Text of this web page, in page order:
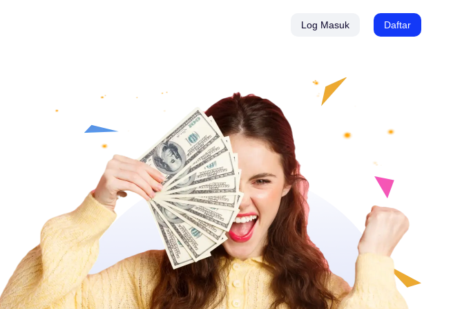
Penjana Sari Kata Auto
Log Masuk Daftar